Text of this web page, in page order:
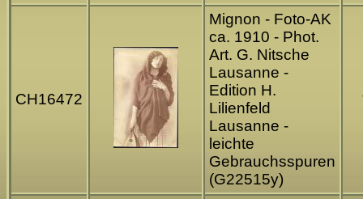
CH16472
Mignon - Foto-AK
ca. 1910 - Phot.
Art. G. Nitsche
Lausanne -
Edition H.
Lilienfeld
Lausanne -
leichte
Gebrauchsspuren
(G22515y)